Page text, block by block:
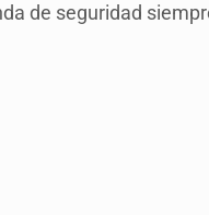
de seguridad